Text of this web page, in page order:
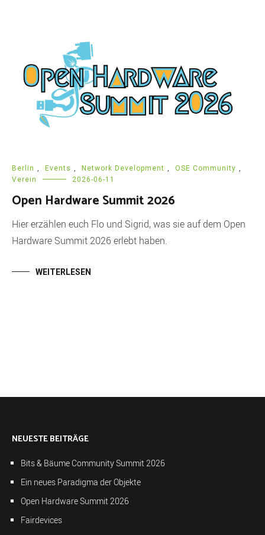
Berlin Events Network Development OSE Community
Verein
2026-06-11
Open Hardware Summit 2026
Hier erzählen euch Flo und Sigrid, was sie auf dem Open
Hardware Summit 2026 erlebt haben.
WEITERLESEN
NEUESTE BEITRÄGE
Bits & Bäume Community Summit 2026
Ein neues Paradigma der Objekte
Open Hardware Summit 2026
Fairdevices